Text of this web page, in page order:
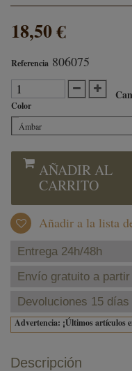
18,50 €
Referencia 806075
Color
Ámbar
AÑADIR AL
CARRITO
Añadir a la lista
Entrega 24h/48h
Envío gratuito a
Devoluciones 15 días
Advertencia: ¡Últimos artículos
Descripción